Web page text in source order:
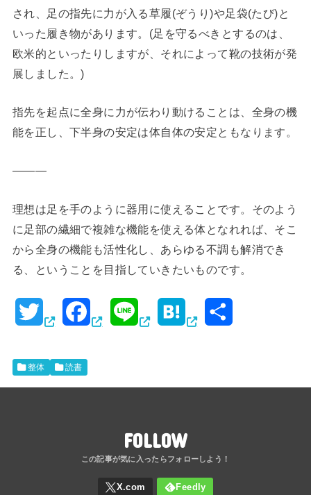
され、足の指先に力が入る草履(ぞうり)や足袋(たび)と
いった履き物があります。(足を守るべきとするのは、
欧米的といったりしますが、それによって靴の技術が発
展しました。)
指先を起点に全身に力が伝わり動けることは、全身の機
能を正し、下半身の安定は体自体の安定ともなります。
―――
理想は足を手のように器用に使えることです。そのよう
に足部の繊細で複雑な機能を使える体となれれば、そこ
から全身の機能も活性化し、あらゆる不調も解消でき
る、ということを目指していきたいものです。
i
a
整体 読書
FOLLOW